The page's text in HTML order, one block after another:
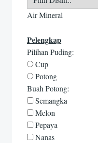
Air Mineral
Pelengkap
Pilihan Puding:
Cup
Potong
Buah Potong:
Semangka
Melon
Pepaya
Nanas